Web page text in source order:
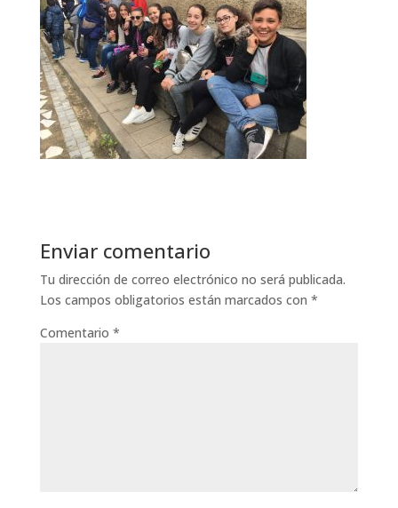
Enviar comentario
Tu dirección de correo electrónico no será publicada.
Los campos obligatorios están marcados con *
Comentario *